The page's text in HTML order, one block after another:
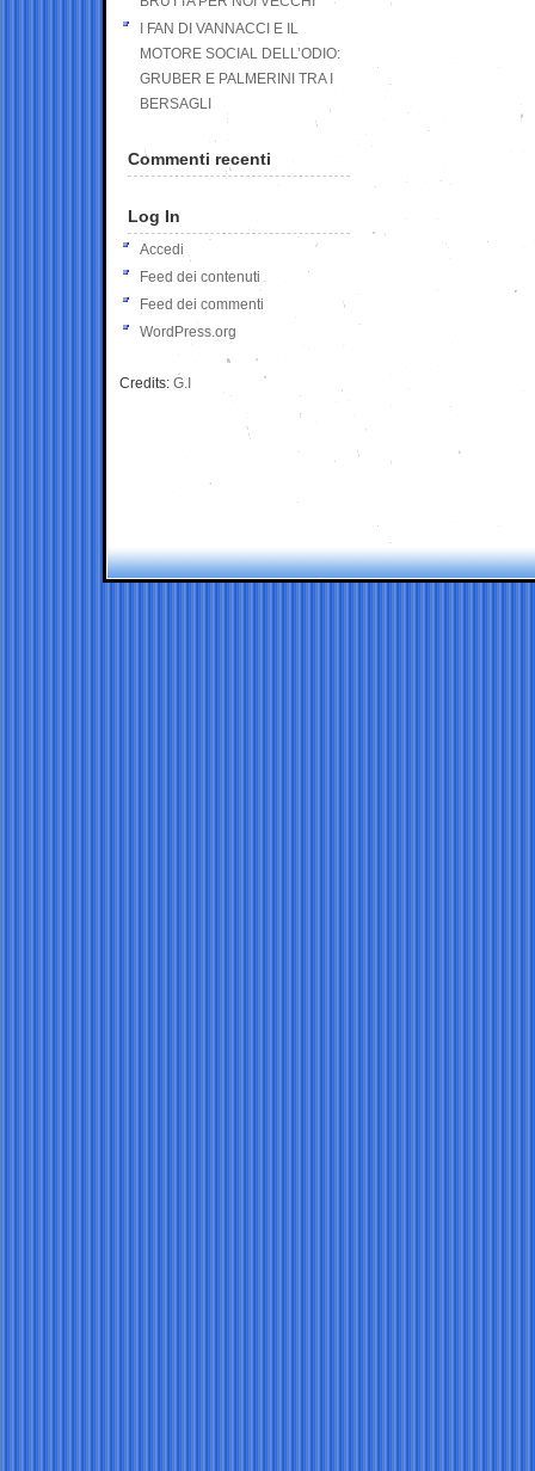
I FAN DI VANNACCI E IL
MOTORE SOCIAL DELL’ODIO:
GRUBER E PALMERINI TRA I
BERSAGLI
Commenti recenti
Log In
Accedi
Feed dei contenuti
Feed dei commenti
WordPress.org
Credits: G.I